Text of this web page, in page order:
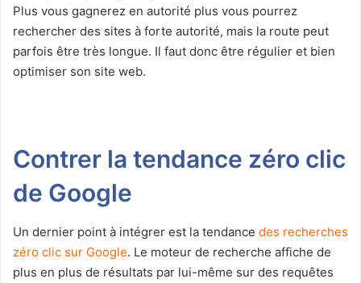
Plus vous gagnerez en autorité plus vous pourrez
rechercher des sites à forte autorité, mais la route peut
parfois être très longue. Il faut donc être régulier et bien
optimiser son site web.
Contrer la tendance zéro clic
de Google
Un dernier point à intégrer est la tendance des recherches
zéro clic sur Google. Le moteur de recherche affiche de
plus en plus de résultats par lui-même sur des requêtes